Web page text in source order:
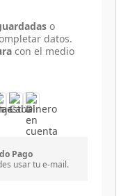
o
datos.
con el medio
Pago
usar tu e-mail.